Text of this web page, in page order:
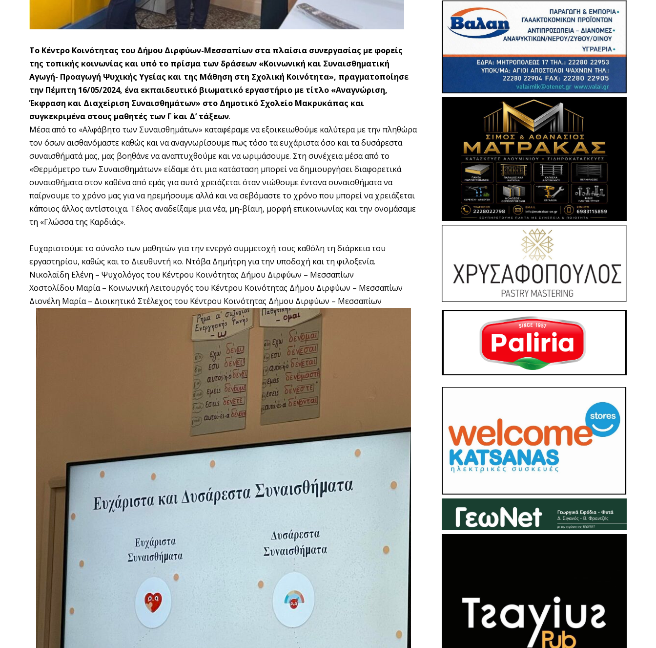
Το Κέντρο Κοινότητας του Δήμου Διρφύων-Μεσσαπίων στα πλαίσια συνεργασίας με φορείς
της τοπικής κοινωνίας και υπό το πρίσμα των δράσεων «Κοινωνική και Συναισθηματική
Αγωγή- Προαγωγή Ψυχικής Υγείας και της Μάθηση στη Σχολική Κοινότητα», πραγματοποίησε
την Πέμπτη 16/05/2024, ένα εκπαιδευτικό βιωματικό εργαστήριο με τίτλο «Αναγνώριση,
Έκφραση και Διαχείριση Συναισθημάτων» στο Δημοτικό Σχολείο Μακρυκάπας και
συγκεκριμένα στους μαθητές των Γ΄ και Δ’ τάξεων.
Μέσα από το «Αλφάβητο των Συναισθημάτων» καταφέραμε να εξοικειωθούμε καλύτερα με την πληθώρα
τον όσων αισθανόμαστε καθώς και να αναγνωρίσουμε πως τόσο τα ευχάριστα όσο και τα δυσάρεστα
συναισθήματά μας, μας βοηθάνε να αναπτυχθούμε και να ωριμάσουμε. Στη συνέχεια μέσα από το
«Θερμόμετρο των Συναισθημάτων» είδαμε ότι μια κατάσταση μπορεί να δημιουργήσει διαφορετικά
συναισθήματα στον καθένα από εμάς για αυτό χρειάζεται όταν νιώθουμε έντονα συναισθήματα να
παίρνουμε το χρόνο μας για να ηρεμήσουμε αλλά και να σεβόμαστε το χρόνο που μπορεί να χρειάζεται
κάποιος άλλος αντίστοιχα. Τέλος αναδείξαμε μια νέα, μη-βίαιη, μορφή επικοινωνίας και την ονομάσαμε
τη «Γλώσσα της Καρδιάς».
Ευχαριστούμε το σύνολο των μαθητών για την ενεργό συμμετοχή τους καθόλη τη διάρκεια του
εργαστηρίου, καθώς και το Διευθυντή κο. Ντόβα Δημήτρη για την υποδοχή και τη φιλοξενία.
Νικολαΐδη Ελένη – Ψυχολόγος του Κέντρου Κοινότητας Δήμου Διρφύων – Μεσσαπίων
Χοστολίδου Μαρία – Κοινωνική Λειτουργός του Κέντρου Κοινότητας Δήμου Διρφύων – Μεσσαπίων
Διονέλη Μαρία – Διοικητικό Στέλεχος του Κέντρου Κοινότητας Δήμου Διρφύων – Μεσσαπίων